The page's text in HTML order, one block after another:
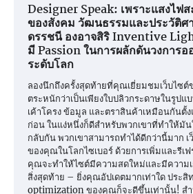
Designer Speak: เพราะแสงไ
ของสังคม วัฒนธรรมและประวัติศ
ดรรชนี องอาจสิริ Inventive
มี Passion ในการผลักดันวงการ
ระดับโลก
ลองนึกถึงครั้งสุดท้ายที่คุณเยี่ยมชมเว็บไซต์
ตระหนักว่าเป็นเพียงใบปลิวกระดาษในรูปแ
เค้าโครง ข้อมูล และตราสินค้าเหมือนกันตั้
ก่อน ในแง่หนึ่งก็ดีสำหรับพวกเขาที่ทำให้มั
กลับกัน พวกเขาสามารถทำได้ดีกว่านี้มาก เ
ของคุณในโลกไซเบอร์ ด้วยการเพิ่มและรีเ
คุณจะทำให้ไซต์มีความสดใหม่และมีความเ
สิ่งสุดท้าย – ยิ่งคุณอัปเดตมากเท่าใด ประ
optimization ของคุณก็จะดีขึ้นเท่านั้น! สำ